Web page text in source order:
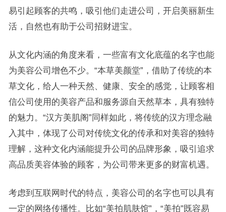
易引起顾客的共鸣，吸引他们走进公司，开启美丽新生
活，自然也有助于公司招财进宝。
从文化内涵的角度来看，一些富有文化底蕴的名字也能
为美容公司增色不少。“本草美颜堂”，借助了传统的本
草文化，给人一种天然、健康、安全的感觉，让顾客相
信公司使用的美容产品和服务源自天然草本，具有独特
的魅力。“汉方美肌阁”同样如此，将传统的汉方理念融
入其中，体现了公司对传统文化的传承和对美容的独特
理解，这种文化内涵能提升公司的品牌形象，吸引追求
高品质美容体验的顾客，为公司带来更多的财富机遇。
考虑到互联网时代的特点，美容公司的名字也可以具有
一定的网络传播性。比如“美拍肌肤馆”，“美拍”既容易